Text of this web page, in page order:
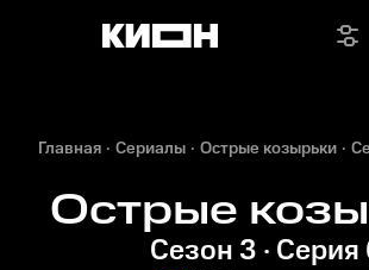
Главная Сериалы Острые козырьки
Острые
Сезон 3 · Серия